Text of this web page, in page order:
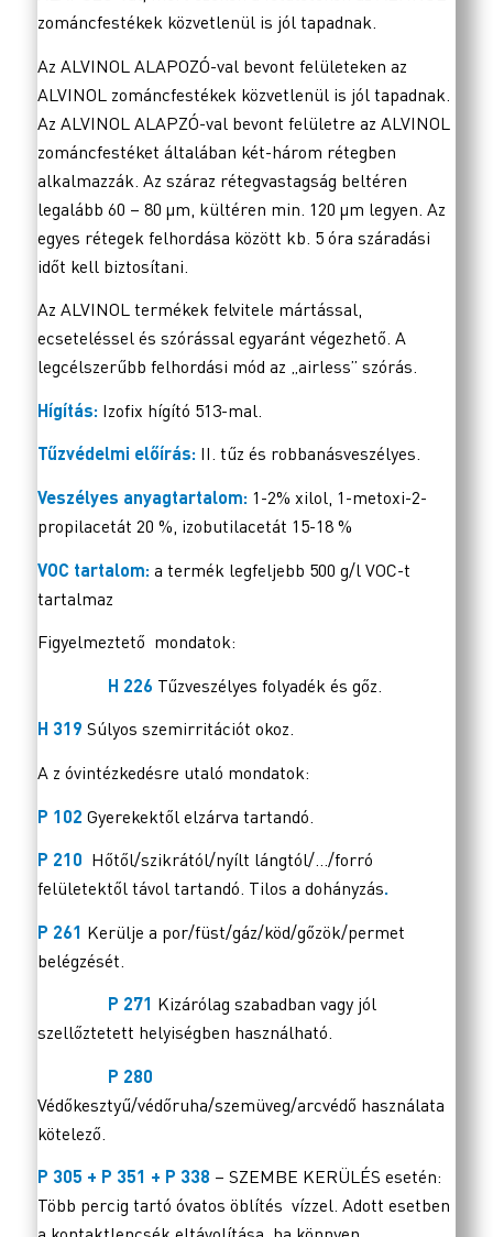
zománcfestékek közvetlenül is jól tapadnak.
Az ALVINOL ALAPOZÓ-val bevont felületeken az
ALVINOL zománcfestékek közvetlenül is jól tapadnak.
Az ALVINOL ALAPZÓ-val bevont felületre az ALVINOL
zománcfestéket általában két-három rétegben
alkalmazzák. Az száraz rétegvastagság beltéren
legalább 60 – 80 µm, kültéren min. 120 µm legyen. Az
egyes rétegek felhordása között kb. 5 óra száradási
időt kell biztosítani.
Az ALVINOL termékek felvitele mártással,
ecseteléssel és szórással egyaránt végezhető. A
legcélszerűbb felhordási mód az „airless” szórás.
Hígítás: Izofix hígító 513-mal.
Tűzvédelmi előírás: II. tűz és robbanásveszélyes.
Veszélyes anyagtartalom: 1-2% xilol, 1-metoxi-2-
propilacetát 20 %, izobutilacetát 15-18 %
VOC tartalom: a termék legfeljebb 500 g/l VOC-t
tartalmaz
Figyelmeztető mondatok:
H 226 Tűzveszélyes folyadék és gőz.
H 319 Súlyos szemirritációt okoz.
A z óvintézkedésre utaló mondatok:
P 102 Gyerekektől elzárva tartandó.
P 210 Hőtől/szikrától/nyílt lángtól/…/forró
felületektől távol tartandó. Tilos a dohányzás.
P 261 Kerülje a por/füst/gáz/köd/gőzök/permet
belégzését.
P 271 Kizárólag szabadban vagy jól
szellőztetett helyiségben használható.
P 280
Védőkesztyű/védőruha/szemüveg/arcvédő használata
kötelező.
P 305 + P 351 + P 338 – SZEMBE KERÜLÉS esetén:
Több percig tartó óvatos öblítés vízzel. Adott esetben